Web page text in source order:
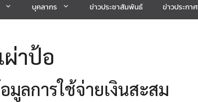
บุคลากร ข่าวประชาสัมพันธ์ ข่าวประกาศ
ผ่าป้อ
มูลการใช้จ่ายเงินสะสม